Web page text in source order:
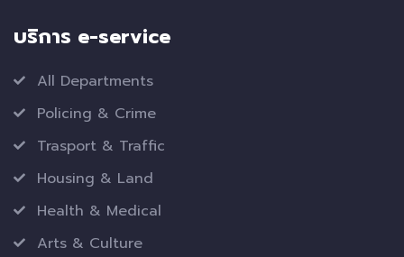
บริการ e-service
All Departments
Policing & Crime
Trasport & Traffic
Housing & Land
Health & Medical
Arts & Culture